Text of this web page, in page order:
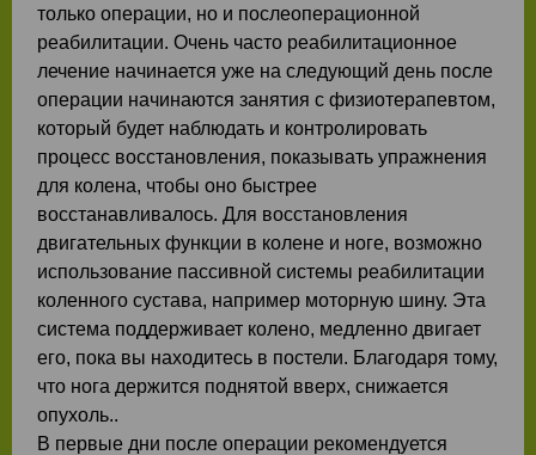
только операции, но и послеоперационной
реабилитации. Очень часто реабилитационное
лечение начинается уже на следующий день после
операции начинаются занятия с физиотерапевтом,
который будет наблюдать и контролировать
процесс восстановления, показывать упражнения
для колена, чтобы оно быстрее
восстанавливалось. Для восстановления
двигательных функции в колене и ноге, возможно
использование пассивной системы реабилитации
коленного сустава, например моторную шину. Эта
система поддерживает колено, медленно двигает
его, пока вы находитесь в постели. Благодаря тому,
что нога держится поднятой вверх, снижается
опухоль..
В первые дни после операции рекомендуется